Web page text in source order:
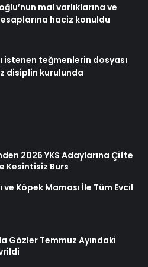
mal varlıklarına ve
haciz konuldu
istenen teğmenlerin dosyası
disiplin kurulunda
2026 YKS Adaylarına Çifte
Kesintisiz Burs
Köpek Maması İle Tüm Evcil
Gözler Temmuz Ayındaki